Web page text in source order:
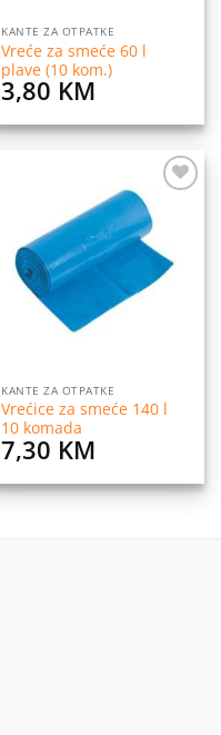
KANTE ZA OTPATKE
Vreće za smeće 60 l
plave (10 kom.)
3,80 KM
želja
KANTE ZA OTPATKE
Vrećice za smeće 140 l
10 komada
7,30 KM